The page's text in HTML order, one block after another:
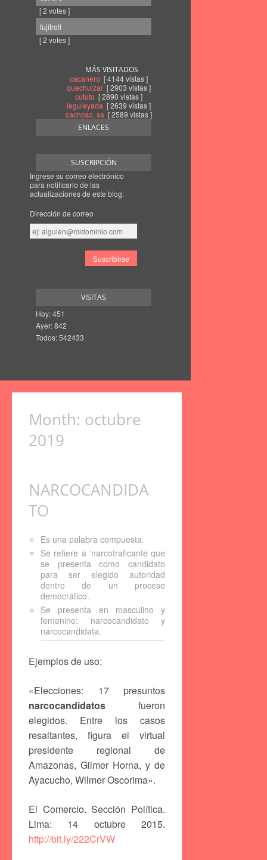
[ 2 votes ]
fujitroll
[ 2 votes ]
MÁS VISITADOS
cacanero [ 4144 vistas ]
quechuizar [ 2903 vistas ]
cututo [ 2890 vistas ]
leguleyada [ 2639 vistas ]
cachoso, sa [ 2589 vistas ]
ENLACES
SUSCRIPCIÓN
Ingrese su correo electrónico
para notificarlo de las
actualizaciones de este blog:
Dirección de correo
Dirección
de
VISITAS
Hoy: 451
Ayer: 842
Todos: 542433
Month: octubre
2019
NARCOCANDIDA
TO
Es una palabra compuesta.
Se refiere a ‘narcotraficante que
se presenta como candidato
para ser elegido autoridad
dentro de un proceso
democrático’.
Se presenta en masculino y
femenino: narcocandidato y
narcocandidata.
Ejemplos de uso:
«Elecciones: 17 presuntos
narcocandidatos fueron
elegidos. Entre los casos
resaltantes, figura el virtual
presidente regional de
Amazonas, Gilmer Horna, y de
Ayacucho, Wilmer Oscorima».
El Comercio. Sección Política.
Lima: 14 octubre 2015.
http://bit.ly/222CrVW